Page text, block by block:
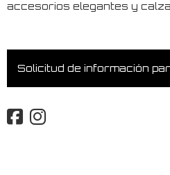
accesorios elegantes y
Solicitud de información